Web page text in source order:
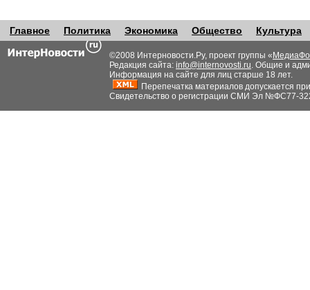
Главное Политика Экономика Общество Культура
©2008 Интерновости.Ру, проект группы «
Редакция сайта: info@internovosti.ru. Общие и
Информация на сайте для лиц старше 18 лет.
Перепечатка материалов допускается
Свидетельство о регистрации СМИ Эл №ФС77-